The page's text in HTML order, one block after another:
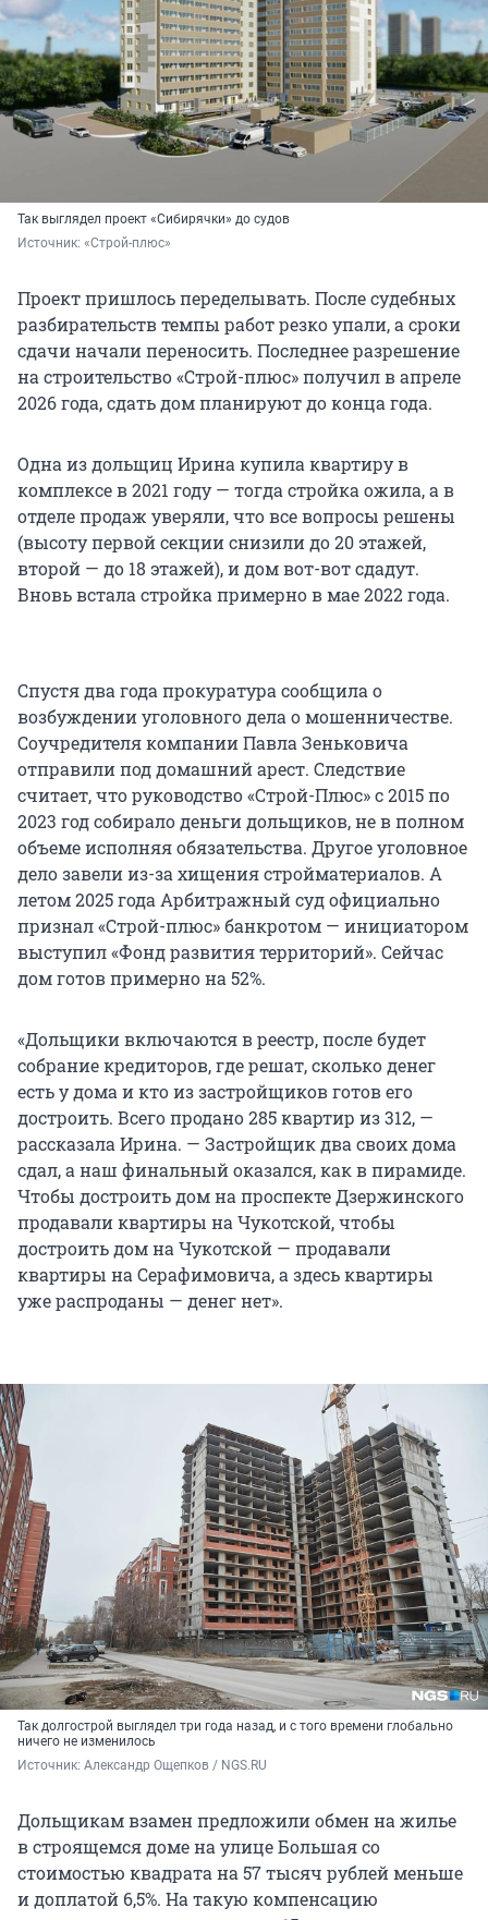
Так выглядел проект «Сибирячки» до судов
Источник: «Строй-плюс»
Проект пришлось переделывать. После судебных
разбирательств темпы работ резко упали, а сроки
сдачи начали переносить. Последнее разрешение
на строительство «Строй-плюс» получил в апреле
2026 года, сдать дом планируют до конца года.
Одна из дольщиц Ирина купила квартиру в
комплексе в 2021 году — тогда стройка ожила, а в
отделе продаж уверяли, что все вопросы решены
(высоту первой секции снизили до 20 этажей,
второй — до 18 этажей), и дом вот-вот сдадут.
Вновь встала стройка примерно в мае 2022 года.
Спустя два года прокуратура сообщила о
возбуждении уголовного дела о мошенничестве.
Соучредителя компании Павла Зеньковича
отправили под домашний арест. Следствие
считает, что руководство «Строй-Плюс» с 2015 по
2023 год собирало деньги дольщиков, не в полном
объеме исполняя обязательства. Другое уголовное
дело завели из-за хищения стройматериалов. А
летом 2025 года Арбитражный суд официально
признал «Строй-плюс» банкротом — инициатором
выступил «Фонд развития территорий». Сейчас
дом готов примерно на 52%.
«Дольщики включаются в реестр, после будет
собрание кредиторов, где решат, сколько денег
есть у дома и кто из застройщиков готов его
достроить. Всего продано 285 квартир из 312, —
рассказала Ирина. — Застройщик два своих дома
сдал, а наш финальный оказался, как в пирамиде.
Чтобы достроить дом на проспекте Дзержинского
продавали квартиры на Чукотской, чтобы
достроить дом на Чукотской — продавали
квартиры на Серафимовича, а здесь квартиры
уже распроданы — денег нет».
Так долгострой выглядел три года назад, и с того времени глобально
ничего не изменилось
Источник: Александр Ощепков / NGS.RU
Дольщикам взамен предложили обмен на жилье
в строящемся доме на улице Большая со
стоимостью квадрата на 57 тысяч рублей меньше
и доплатой 6,5%. На такую компенсацию